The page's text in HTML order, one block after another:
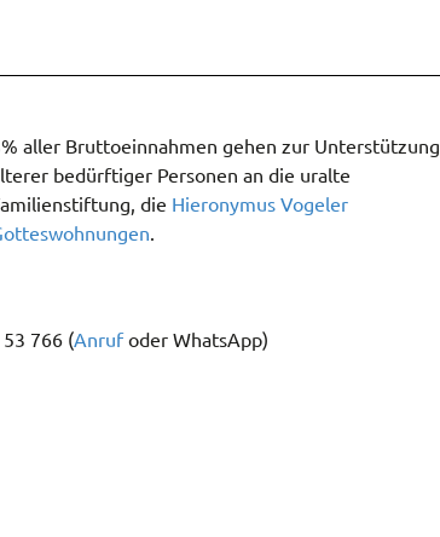
aller Bruttoeinnahmen gehen zur Unterstützung
bedürftiger Personen an die uralte
die Hieronymus Vogeler
766 (Anrufoder WhatsApp)